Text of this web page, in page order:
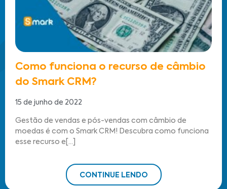
Como funciona o recurso de câmbio
do Smark CRM?
15 de junho de 2022
Gestão de vendas e pós-vendas com câmbio de
moedas é com o Smark CRM! Descubra como funciona
esse recurso e[...]
CONTINUE LENDO